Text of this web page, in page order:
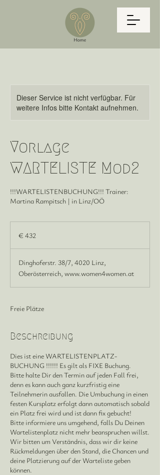
Dieser Service ist nicht verfügbar. Für
weitere Infos bitte Kontakt aufnehmen.
Vorlage
WARTELISTE Mod2
!!!WARTELISTENBUCHUNG!!! Trainer:
Martina Rampitsch | in Linz/OÖ
€ 432
Dinghoferstr. 38/7, 4020 Linz,
Oberösterreich, www.women4women.at
Freie Plätze
Beschreibung
Dies ist eine WARTELISTENPLATZ-
BUCHUNG !!!!!! Es gilt als FIXE Buchung.
Bitte halte Dir den Termin auf jeden Fall frei,
denn es kann auch ganz kurzfristig eine
Teilnehmerin ausfallen. Die Umbuchung in einen
festen Kursplatz erfolgt dann automatisch sobald
ein Platz frei wird und ist dann fix gebucht!
Bitte informiere uns umgehend, falls Du Deinen
Wartelistenplatz nicht mehr beanspruchen willst.
Wir bitten um Verständnis, dass wir dir keine
Rückmeldungen über den Stand, die Chancen und
deine Platzierung auf der Warteliste geben
können.